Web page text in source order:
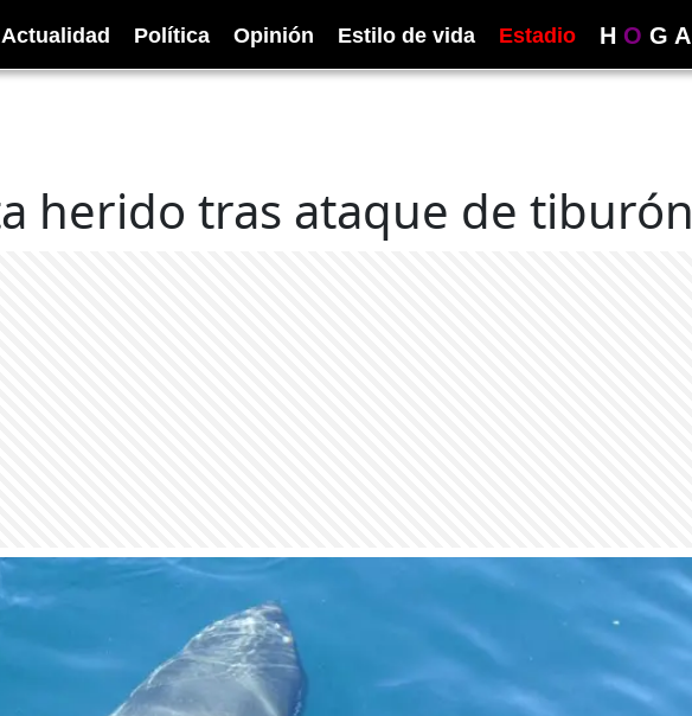
Actualidad Política Opinión Estilo de vida Estadio H O G A
herido tras ataque de tiburón